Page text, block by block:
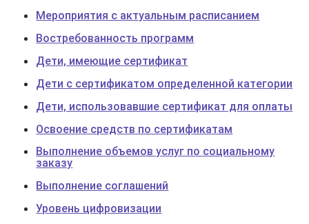
Мероприятия с актуальным расписанием
Востребованность программ
Дети, имеющие сертификат
Дети с сертификатом определенной категории
Дети, использовавшие сертификат для оплаты
Освоение средств по сертификатам
Выполнение объемов услуг по социальному
заказу
Выполнение соглашений
Уровень цифровизации